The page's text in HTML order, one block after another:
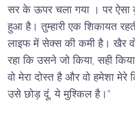
सर के ऊपर चला गया । पर ऐसा
हुआ है। तुम्हारी एक शिकायत
लाइफ में सेक्स की कमी है। खैर
रहा कि उसने जो किया, सही
वो मेरा दोस्त है और वो हमेशा मेरे
उसे छोड़ दूं, ये मुश्किल है।"